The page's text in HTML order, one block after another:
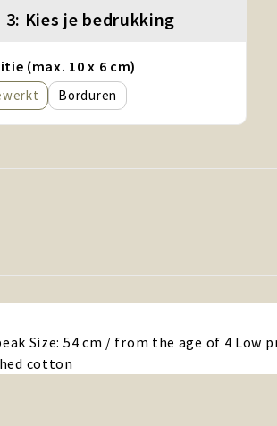
3: Kies je bedrukking
(max. 10 x 6 cm)
Borduren
Size: 54 cm / from the age of 4 Low
cotton